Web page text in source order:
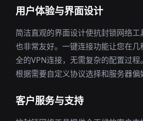
用户体验与界面设计
简洁直观的界面设计使抗封锁网络
也非常友好。一键连接功能让您在几
全的VPN连接，无需复杂的配置过
根据需要自定义协议选择和服务器偏
客户服务与支持